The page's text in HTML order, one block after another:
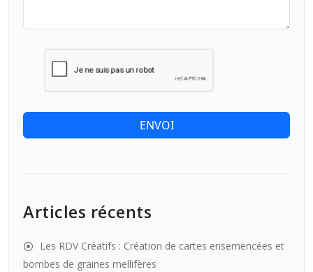
ENVOI
Articles récents
Les RDV Créatifs : Création de cartes ensemencées et
bombes de graines mellifères